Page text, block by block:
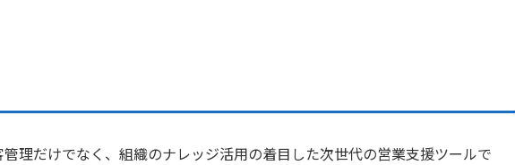
理だけでなく、組織のナレッジ活用の着目した次世代の営業支援ツールで